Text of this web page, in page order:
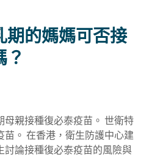
期的媽媽可否接
？
母親接種復必泰疫苗。 世衛特
。 在香港，衛生防護中心建
討論接種復必泰疫苗的風險與